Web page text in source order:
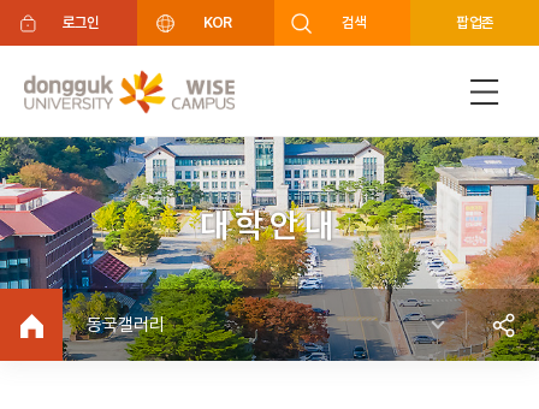
주메뉴 바로가기
푸터 바로가기
로그인 KOR 검색 팝업존
대학안내
동국갤러리